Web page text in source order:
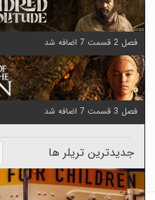
فصل 2 قسمت 7 اضافه شد
فصل 3 قسمت 7 اضافه شد
جدیدترین تریلر ها